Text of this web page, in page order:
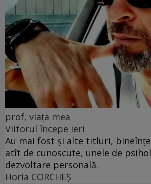
prof, viața mea
Viitorul începe ieri
Au mai fost și alte titluri,
atît de cunoscute, unele de
dezvoltare personală.
Horia CORCHEŞ